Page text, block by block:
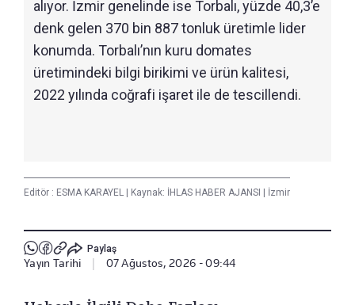
alıyor. İzmir genelinde ise Torbalı, yüzde 40,3’e
denk gelen 370 bin 887 tonluk üretimle lider
konumda. Torbalı’nın kuru domates
üretimindeki bilgi birikimi ve ürün kalitesi,
2022 yılında coğrafi işaret ile de tescillendi.
Editör : ESMA KARAYEL | Kaynak: İHLAS HABER AJANSI | İzmir
Paylaş
Yayın Tarihi | 07 Ağustos, 2026 - 09:44